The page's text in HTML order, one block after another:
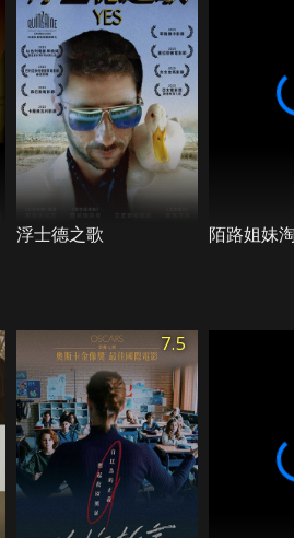
浮士德之歌 陌路姐妹
7.5